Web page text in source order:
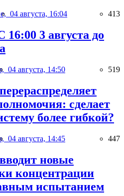
04 августа, 16:04 413
3 августа до
04 августа, 14:50 519
сделает
более гибкой?
04 августа, 14:45 447
новые
концентрации
испытанием